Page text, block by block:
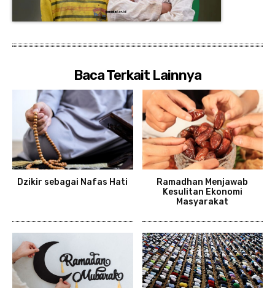
Baca Terkait Lainnya
Dzikir sebagai Nafas Hati
Ramadhan Menjawab
Kesulitan Ekonomi
Masyarakat